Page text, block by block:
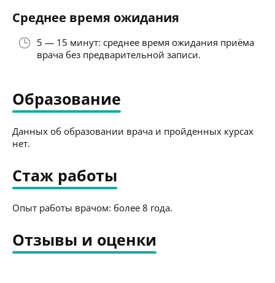
Среднее время ожидания
5 — 15 минут: среднее время ожидания приёма
врача без предварительной записи.
Образование
Данных об образовании врача и пройденных курсах
нет.
Стаж работы
Опыт работы врачом: более 8 года.
Отзывы и оценки